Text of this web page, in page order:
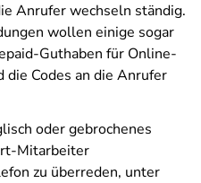
Anrufer wechseln ständig.
wollen einige sogar
Guthaben für Online-
Codes an die Anrufer
oder gebrochenes
Mitarbeiter
zu überreden, unter